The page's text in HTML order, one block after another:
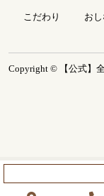
こだわり おし
Copyright © 【公式】